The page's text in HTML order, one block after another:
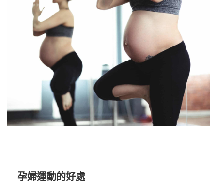
孕婦運動的好處